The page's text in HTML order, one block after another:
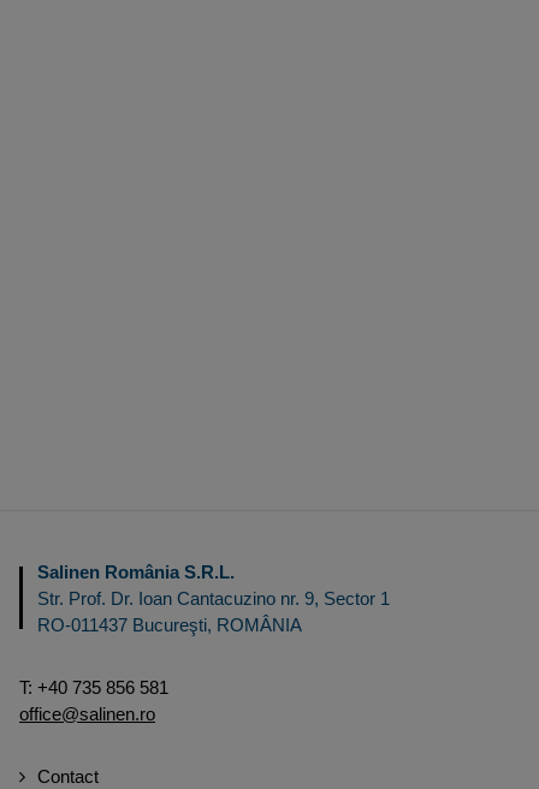
Salinen România S.R.L.
Str. Prof. Dr. Ioan Cantacuzino nr. 9, Sector 1
RO-011437 Bucureşti, ROMÂNIA
T: +40 735 856 581
office@salinen.ro
Contact